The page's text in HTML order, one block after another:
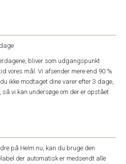
bliver som udgangspunkt
vores mål. Vi afsender mere end 90 %
ikke modtaget dine varer efter 3 dage,
vi kan undersøge om der er opstået
på Helm.nu, kan du bruge den
der automatisk er medsendt alle